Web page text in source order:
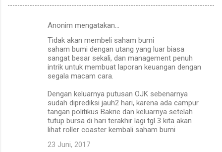
Anonim mengatakan…
Tidak akan membeli saham bumi
saham bumi dengan utang yang luar biasa
sangat besar sekali, dan management penuh
intrik untuk membuat laporan keuangan dengan
segala macam cara.
Dengan keluarnya putusan OJK sebenarnya
sudah diprediksi jauh2 hari, karena ada campur
tangan politikus Bakrie dan keluarnya setelah
tutup bursa di hari terakhir lagi tgl 3 kita akan
lihat roller coaster kembali saham bumi
23 Juni, 2017